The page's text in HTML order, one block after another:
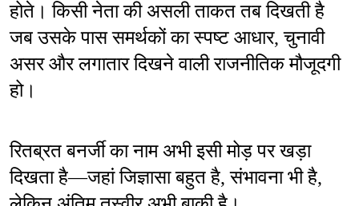
होते। किसी नेता की असली ताकत तब दिखती है
जब उसके पास समर्थकों का स्पष्ट आधार, चुनावी
असर और लगातार दिखने वाली राजनीतिक मौजूदगी
हो।
रितब्रत बनर्जी का नाम अभी इसी मोड़ पर खड़ा
दिखता है—जहां जिज्ञासा बहुत है, संभावना भी है,